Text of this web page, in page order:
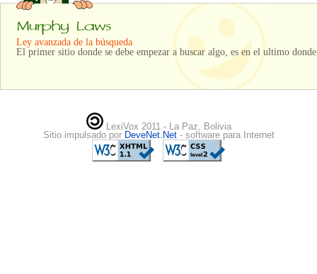
Ley avanzada de la búsqueda
El primer sitio donde se debe empezar a buscar algo, es en el ultimo
LexiVox 2011 - La Paz, Bolivia
Sitio impulsado por DeveNet.Net - software para Internet